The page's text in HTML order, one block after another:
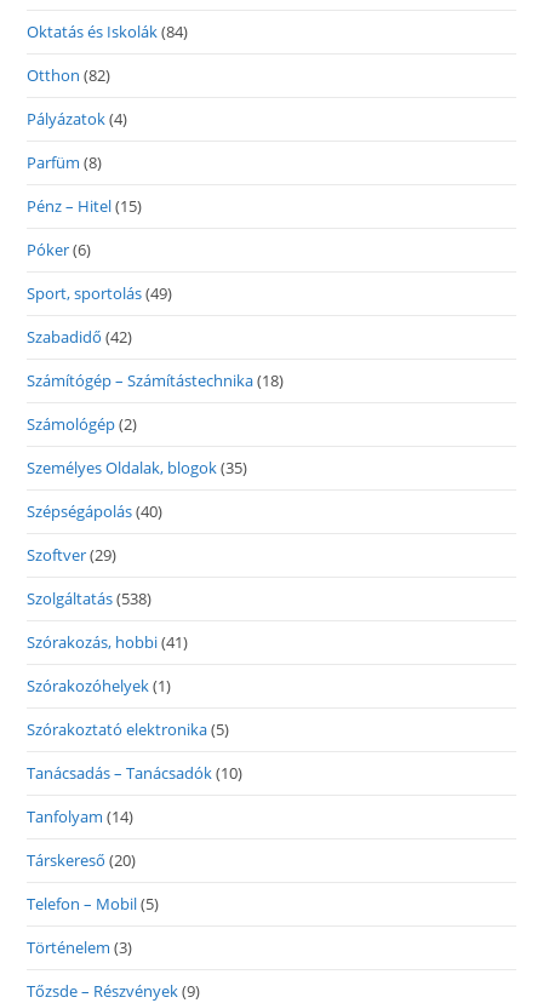
Oktatás és Iskolák(84)
Otthon (82)
Pályázatok(4)
Parfüm (8)
Pénz – Hitel(15)
Póker(6)
Sport, sportolás(49)
Szabadidő (42)
Számítógép – Számítástechnika(18)
Számológép(2)
Személyes Oldalak, blogok(35)
Szépségápolás(40)
Szoftver(29)
Szolgáltatás(538)
Szórakozás, hobbi(41)
Szórakozóhelyek(1)
Szórakoztató elektronika(5)
Tanácsadás – Tanácsadók(10)
Tanfolyam (14)
Társkereső (20)
Telefon – Mobil(5)
Történelem (3)
Tőzsde – Részvények(9)